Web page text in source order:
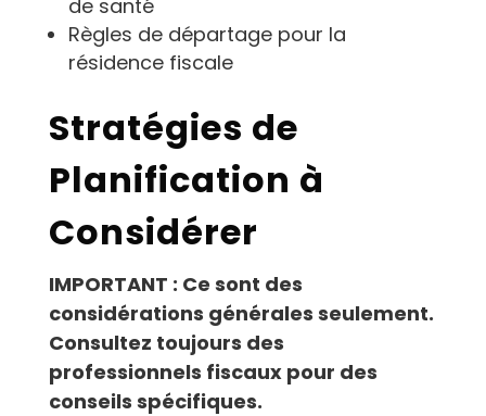
de santé
Règles de départage pour la
résidence fiscale
Stratégies de
Planification à
Considérer
IMPORTANT : Ce sont des
considérations générales seulement.
Consultez toujours des
professionnels fiscaux pour des
conseils spécifiques.